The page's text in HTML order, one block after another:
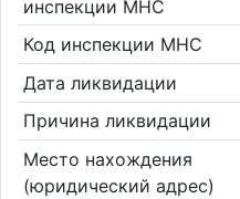
инспекции МНС
Код инспекции МНС
Дата ликвидации
Причина ликвидации
Место нахождения
(юридический адрес)